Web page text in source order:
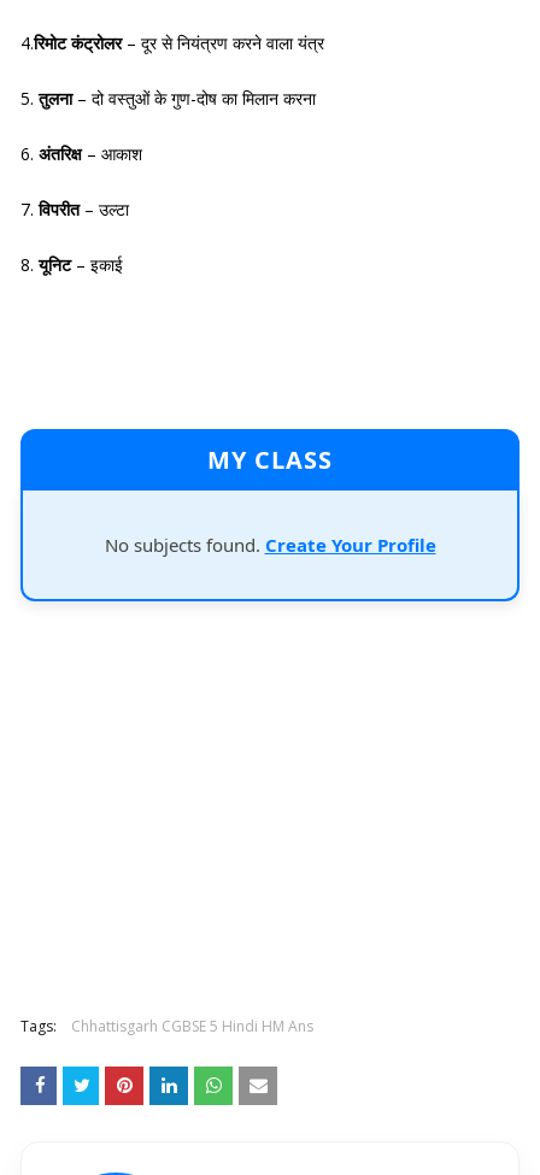
4.रिमोट कंट्रोलर– दूर से नियंत्रण करने वाला यंत्र
5.तुलना– दो वस्तुओं के गुण-दोष का मिलान करना
6. अंतरिक्ष– आकाश
7.विपरीत– उल्टा
8.यूनिट– इकाई
MY CLASS
No subjects found. Create Your Profile
Tags: Chhattisgarh CGBSE 5 Hindi HM Ans